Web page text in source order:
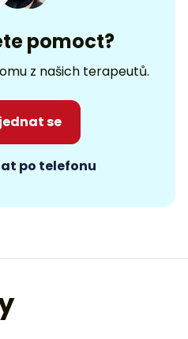
pomoct?
z našich terapeutů.
se
po telefonu